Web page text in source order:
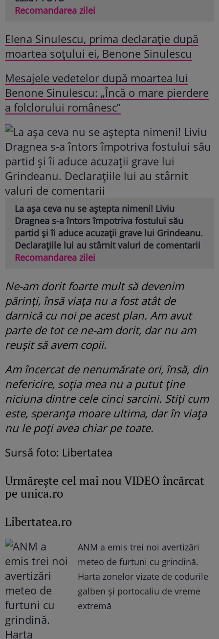
Recomandarea zilei
Elena Sinulescu, prima declarație după
moartea soțului ei, Benone Sinulescu
Mesajele vedetelor după moartea lui
Benone Sinulescu: „Încă o mare pierdere
a folclorului românesc”
La așa ceva nu se aștepta nimeni! Liviu
Dragnea s-a întors împotriva fostului său
partid și îi aduce acuzații grave lui Grindeanu.
Declarațiile lui au stârnit valuri de comentarii
Recomandarea zilei
Ne-am dorit foarte mult să devenim
părinţi, însă viaţa nu a fost atât de
darnică cu noi pe acest plan. Am avut
parte de tot ce ne-am dorit, dar nu am
reuşit să avem copii.
Am încercat de nenumărate ori, însă, din
nefericire, soţia mea nu a putut ţine
niciuna dintre cele cinci sarcini. Stiţi cum
este, speranţa moare ultima, dar în viaţa
nu le poţi avea chiar pe toate.
Sursă foto: Libertatea
Urmăreşte cel mai nou VIDEO încărcat
pe unica.ro
Libertatea.ro
ANM a emis trei noi avertizări
meteo de furtuni cu grindină.
Harta zonelor vizate de codurile
galben și portocaliu de vreme
extremă